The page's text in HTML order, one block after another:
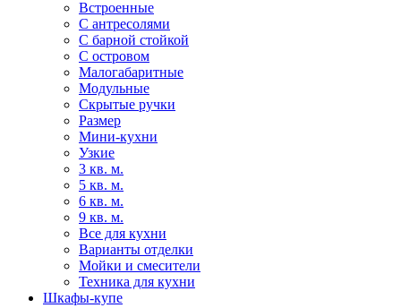
Встроенные
С антресолями
С барной стойкой
С островом
Малогабаритные
Модульные
Скрытые ручки
Размер
Мини-кухни
Узкие
3 кв. м.
5 кв. м.
6 кв. м.
9 кв. м.
Все для кухни
Варианты отделки
Мойки и смесители
Техника для кухни
Шкафы-купе